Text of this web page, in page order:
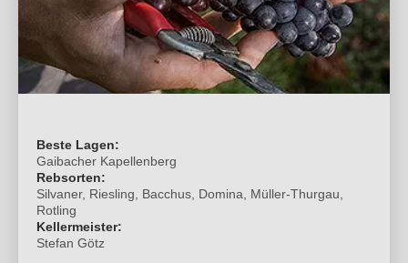
Beste Lagen:
Gaibacher Kapellenberg
Rebsorten:
Silvaner, Riesling, Bacchus, Domina, Müller-Thurgau,
Rotling
Kellermeister:
Stefan Götz